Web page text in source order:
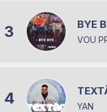
3 BYE
VOU
4 YAN